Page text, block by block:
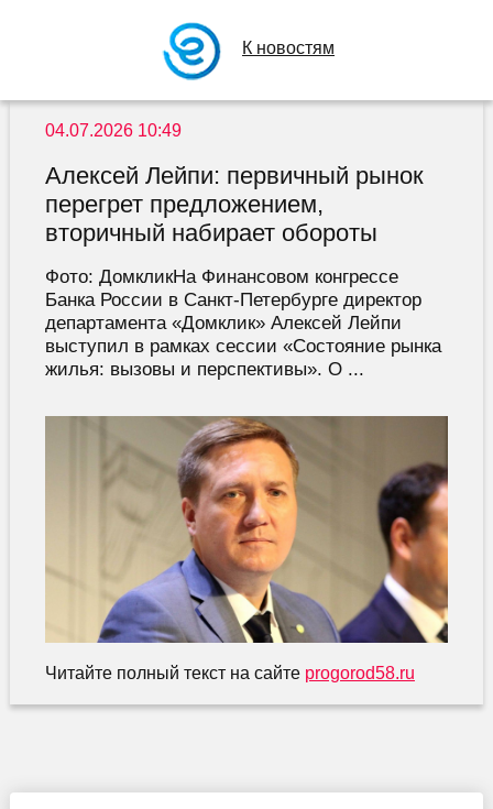
К новостям
04.07.2026 10:49
Алексей Лейпи: первичный рынок
перегрет предложением,
вторичный набирает обороты
Фото: ДомкликНа Финансовом конгрессе
Банка России в Санкт-Петербурге директор
департамента «Домклик» Алексей Лейпи
выступил в рамках сессии «Состояние рынка
жилья: вызовы и перспективы». О ...
Читайте полный текст на сайте progorod58.ru